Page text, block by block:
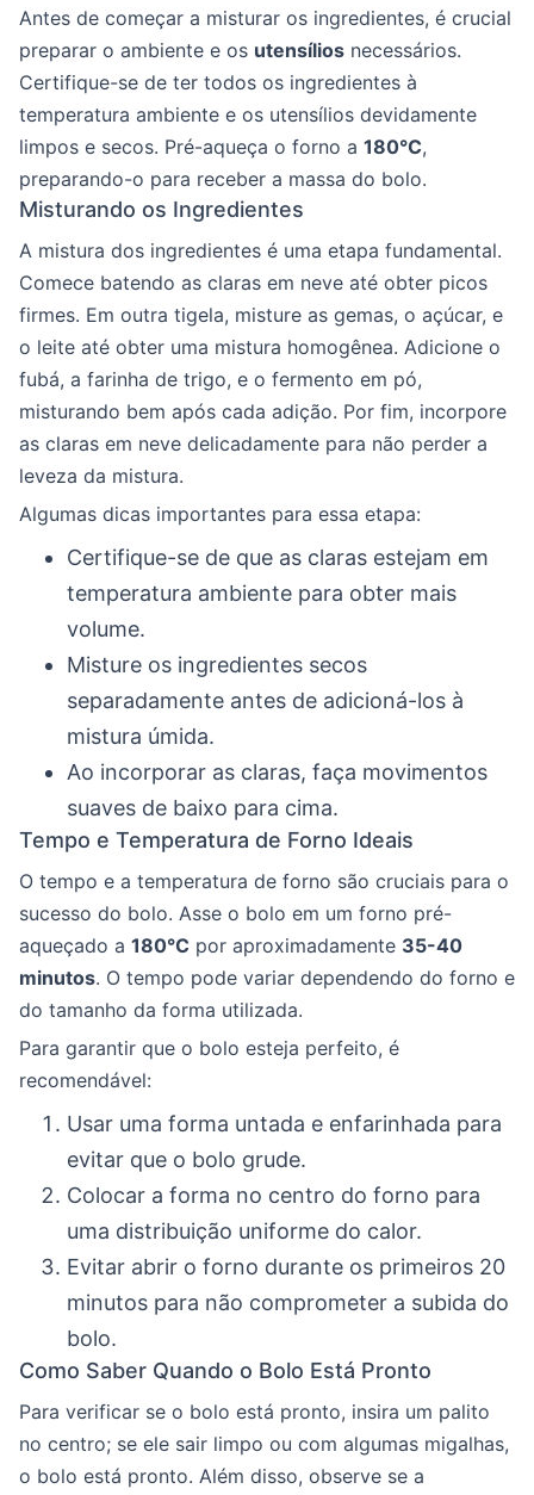
Antes de começar a misturar os ingredientes, é crucial
preparar o ambiente e os utensílios necessários.
Certifique-se de ter todos os ingredientes à
temperatura ambiente e os utensílios devidamente
limpos e secos. Pré-aqueça o forno a 180°C,
preparando-o para receber a massa do bolo.
Misturando os Ingredientes
A mistura dos ingredientes é uma etapa fundamental.
Comece batendo as claras em neve até obter picos
firmes. Em outra tigela, misture as gemas, o açúcar, e
o leite até obter uma mistura homogênea. Adicione o
fubá, a farinha de trigo, e o fermento em pó,
misturando bem após cada adição. Por fim, incorpore
as claras em neve delicadamente para não perder a
leveza da mistura.
Algumas dicas importantes para essa etapa:
Certifique-se de que as claras estejam em
temperatura ambiente para obter mais
volume.
Misture os ingredientes secos
separadamente antes de adicioná-los à
mistura úmida.
Ao incorporar as claras, faça movimentos
suaves de baixo para cima.
Tempo e Temperatura de Forno Ideais
O tempo e a temperatura de forno são cruciais para o
sucesso do bolo. Asse o bolo em um forno pré-
aqueçado a 180°C por aproximadamente 35-40
minutos. O tempo pode variar dependendo do forno e
do tamanho da forma utilizada.
Para garantir que o bolo esteja perfeito, é
recomendável:
Usar uma forma untada e enfarinhada para
evitar que o bolo grude.
Colocar a forma no centro do forno para
uma distribuição uniforme do calor.
Evitar abrir o forno durante os primeiros 20
minutos para não comprometer a subida do
bolo.
Como Saber Quando o Bolo Está Pronto
Para verificar se o bolo está pronto, insira um palito
no centro; se ele sair limpo ou com algumas migalhas,
o bolo está pronto. Além disso, observe se a